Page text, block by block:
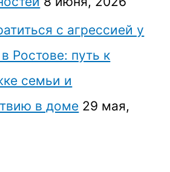
с агрессией у
Ростове: путь к
семьи и
в доме 29 мая,